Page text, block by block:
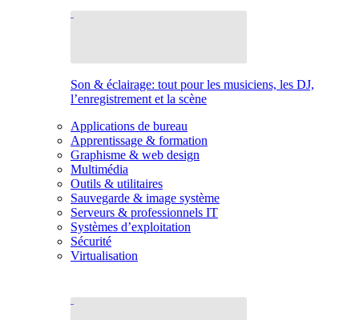
Son & éclairage: tout pour les musiciens, les DJ,
l’enregistrement et la scène
Applications de bureau
Apprentissage & formation
Graphisme & web design
Multimédia
Outils & utilitaires
Sauvegarde & image système
Serveurs & professionnels IT
Systèmes d’exploitation
Sécurité
Virtualisation